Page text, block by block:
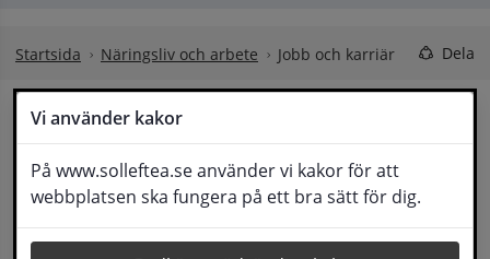
Vi använder kakor
På www.solleftea.se använder vi kakor för att
webbplatsen ska fungera på ett bra sätt för dig.
Startsida Näringsliv och arbete Jobb och karriär Dela
Lyssna
Jobba med oss – bli en
del av framtidens Sollefteå
Hos oss på Sollefteå kommun gör du skillnad